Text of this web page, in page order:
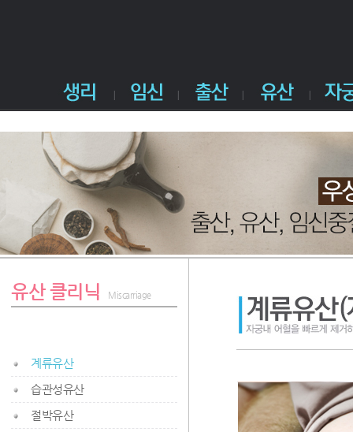
유산 클리닉 Miscarriage
계류유산
습관성유산
절박유산